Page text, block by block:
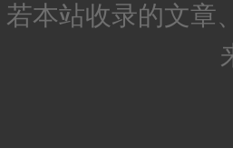
若本站收录的文章